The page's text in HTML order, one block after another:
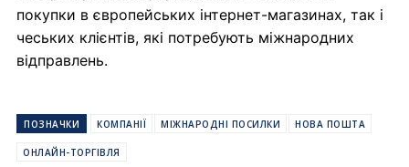
покупки в європейських інтернет-магазинах, так і
чеських клієнтів, які потребують міжнародних
відправлень.
ПОЗНАЧКИ КОМПАНІЇ МІЖНАРОДНІ ПОСИЛКИ НОВА ПОШТА
ОНЛАЙН-ТОРГІВЛЯ